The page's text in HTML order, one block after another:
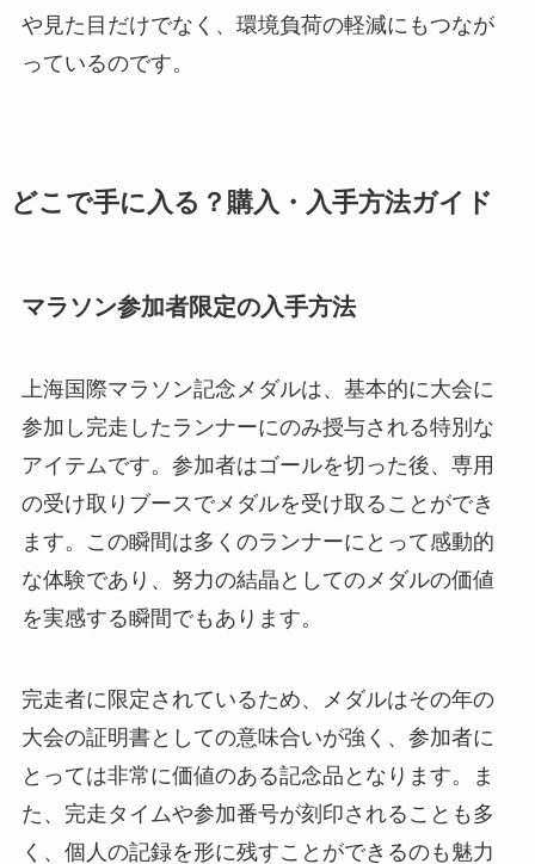
や見た目だけでなく、環境負荷の軽減にもつなが
っているのです。
どこで手に入る？購入・入手方法ガイド
マラソン参加者限定の入手方法
上海国際マラソン記念メダルは、基本的に大会に
参加し完走したランナーにのみ授与される特別な
アイテムです。参加者はゴールを切った後、専用
の受け取りブースでメダルを受け取ることができ
ます。この瞬間は多くのランナーにとって感動的
な体験であり、努力の結晶としてのメダルの価値
を実感する瞬間でもあります。
完走者に限定されているため、メダルはその年の
大会の証明書としての意味合いが強く、参加者に
とっては非常に価値のある記念品となります。ま
た、完走タイムや参加番号が刻印されることも多
く、個人の記録を形に残すことができるのも魅力